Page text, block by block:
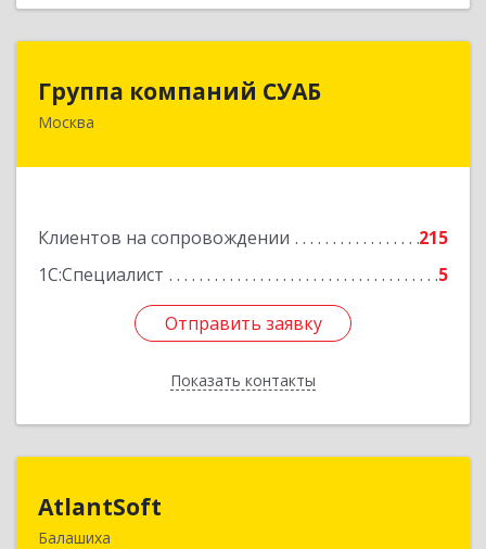
Группа компаний СУАБ
Москва
Клиентов на сопровождении
215
1С:Специалист
5
Отправить заявку
Показать контакты
Группа компаний СУАБ
105082, Москва г, Почтовая Б. ул, дом 36, стр.9,
Отправить заявку
Назад
AtlantSoft
Балашиха
143900, Московская обл, Балашиха г, Звездная